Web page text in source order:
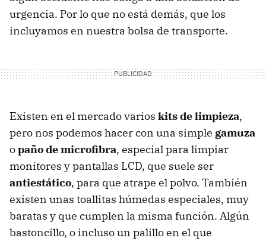
urgencia. Por lo que no está demás, que los
incluyamos en nuestra bolsa de transporte.
Existen en el mercado varios kits de limpieza,
pero nos podemos hacer con una simple gamuza
opaño de microfibra, especial para limpiar
monitores y pantallas LCD, que suele ser
antiestático, para que atrape el polvo. También
existen unas toallitas húmedas especiales, muy
baratas y que cumplen la misma función. Algún
bastoncillo, o incluso un palillo en el que